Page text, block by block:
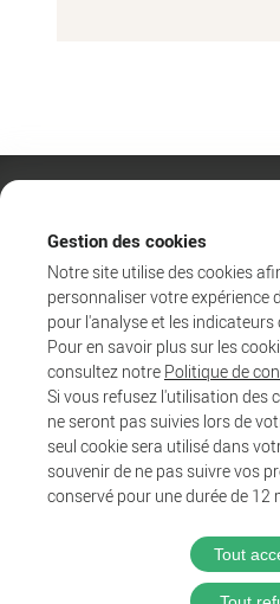
Gestion des cookies
Notre site utilise des cookies
personnaliser votre expérience
pour l'analyse et les
Pour en savoir plus sur les
consultez notre Politique de
Si vous refusez l'utilisation des
ne seront pas suivies lors de
seul cookie sera utilisé dans
souvenir de ne pas suivre vos
conservé pour une durée de 12
Tout
Agglo
Entreprendre
Au quotidien